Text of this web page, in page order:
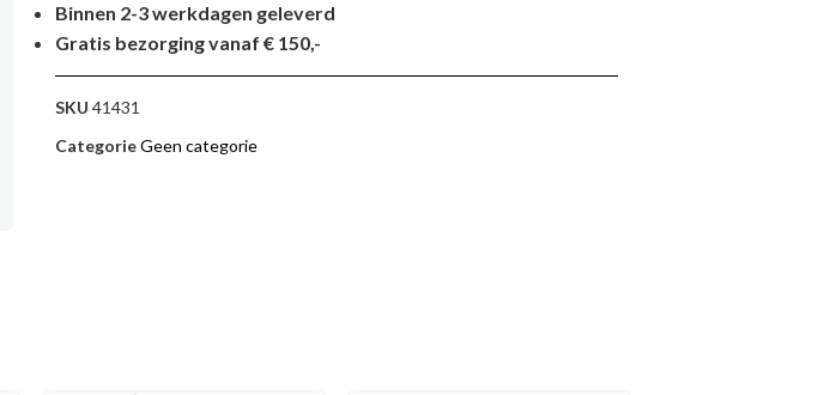
Binnen 2-3 werkdagen geleverd
Gratis bezorging vanaf € 150,-
SKU 41431
CategorieGeen categorie